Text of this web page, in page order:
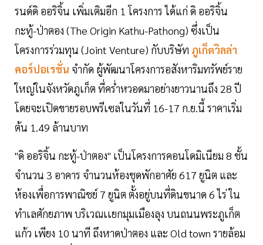
รนด์ดิ ออริจิ้น เพิ่มเติมอีก 1 โครงการ ได้แก่ ดิ ออริจิ้น
กะทู้-ป่าตอง (The Origin Kathu-Pathong) ซึ่งเป็น
โครงการร่วมทุน (Joint Venture) กับบริษัท ภูเก็ตวิลล่า
คอร์ปอเรชั่น จำกัด ผู้พัฒนาโครงการอสังหาริมทรัพย์ราย
ใหญ่ในจังหวัดภูเก็ต ที่คร่ำหวอดมาอย่างยาวนานถึง 28 ปี
โดยจะเปิดขายรอบพรีเซลในวันที่ 16-17 ก.ย.นี้ ราคาเริ่ม
ต้น 1.49 ล้านบาท
"ดิ ออริจิ้น กะทู้-ป่าตอง" เป็นโครงการคอนโดมิเนียม 8 ชั้น
จํานวน 3 อาคาร จำนวนห้องชุดพักอาศัย 617 ยูนิต และ
ห้องเพื่อการพาณิชย์ 7 ยูนิต ตั้งอยู่บนที่ดินขนาด 6 ไร่ ใน
ทำเลศักยภาพ บริเวณเเยกมุมเมืองลุง บนถนนพระภูเก็ต
แก้ว เพียง 10 นาที ถึงหาดป่าตอง และ Old town รายล้อม